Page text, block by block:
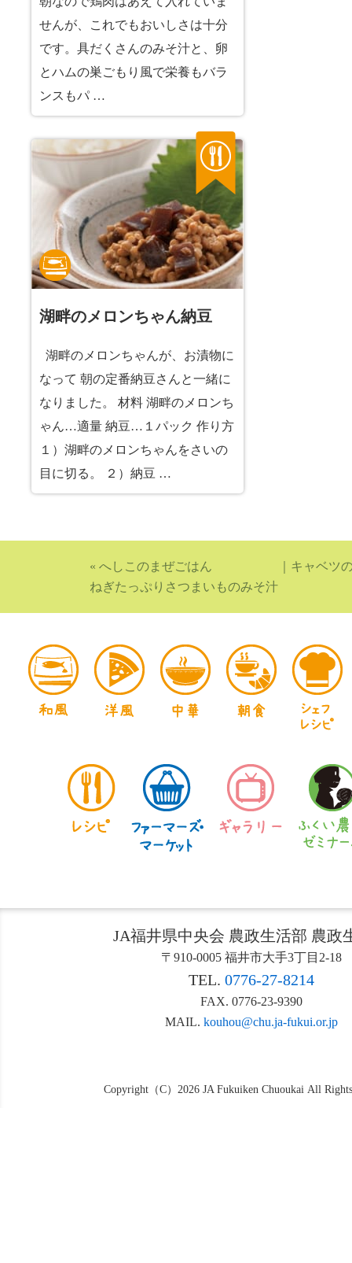
せんが、これでもおいしさは十分
です。具だくさんのみそ汁と、卵
とハムの巣ごもり風で栄養もバラ
ンスもパ …
湖畔のメロンちゃん納豆
湖畔のメロンちゃんが、お漬物に
なって 朝の定番納豆さんと一緒に
なりました。 材料 湖畔のメロンち
ゃん…適量 納豆…１パック 作り方
１）湖畔のメロンちゃんをさいの
目に切る。 ２）納豆 …
« へしこのまぜごはん
ねぎたっぷりさつまいものみそ汁
キャベツ
JA福井県中央会 農政生活部 農政
〒910-0005 福井市大手3丁目2-18
TEL. 0776-27-8214
FAX. 0776-23-9390
MAIL. kouhou@chu.ja-fukui.or.jp
Copyright（C）2026 JA Fukuiken Chuoukai All